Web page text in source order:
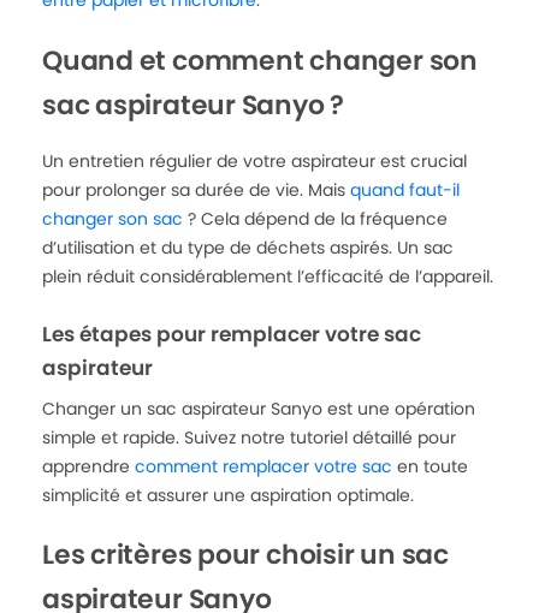
Quand et comment changer son
sac aspirateur Sanyo ?
Un entretien régulier de votre aspirateur est crucial
pour prolonger sa durée de vie. Mais quand faut-il
changer son sac ? Cela dépend de la fréquence
d’utilisation et du type de déchets aspirés. Un sac
plein réduit considérablement l’efficacité de l’appareil.
Les étapes pour remplacer votre sac
aspirateur
Changer un sac aspirateur Sanyo est une opération
simple et rapide. Suivez notre tutoriel détaillé pour
apprendre comment remplacer votre sac en toute
simplicité et assurer une aspiration optimale.
Les critères pour choisir un sac
aspirateur Sanyo